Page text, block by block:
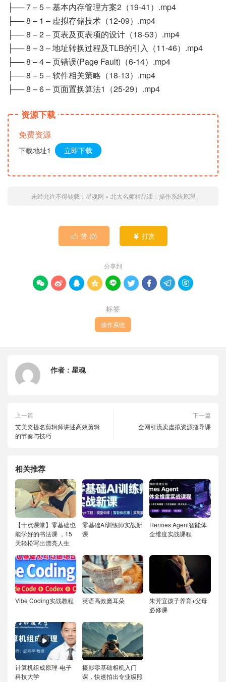
├── 7 – 5 – 基本内存管理方案2（19-41）.mp4
├── 8 – 1 – 虚拟存储技术（12-09）.mp4
├── 8 – 2 – 页表及页表项的设计（18-53）.mp4
├── 8 – 3 – 地址转换过程及TLB的引入（11-46）.mp4
├── 8 – 4 – 页错误(Page Fault)（6-14）.mp4
├── 8 – 5 – 软件相关策略（18-13）.mp4
├── 8 – 6 – 页面置换算法1（25-29）.mp4
资源下载
免费资源
下载地址1 立即下载
未经允许不得转载： 星魂网 » 北大名师精品课：操作系统原理
 赞 (0)  打赏
分享到
        
标签
操作系统
作者： 星魂
上一篇
艾美奖提名剪辑师讲述高效剪辑
的节奏与技巧
下一篇
全网引流卖虚拟资源指导课
相关推荐
【十点课堂】零基础也
能学好的书法课 ，15
天轻松写出漂亮人生
零基础AI训练师实战新
课
Hermes Agent智能体
全维度实战课程
Vibe Coding实战教程 英语高效磨耳朵
朱芳宜孩子养育+父母
必修课
计算机组成原理-电子
科技大学
摄影零基础相机入门
课，快速拍出专业级照